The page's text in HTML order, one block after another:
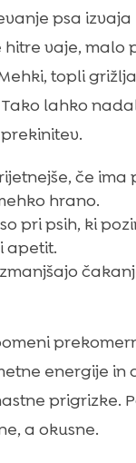
psa
hitre vaje, malo
topli
lahko
če ima
hrano.
pri psih, ki
apetit.
energije in
prigrizke.
a okusne.